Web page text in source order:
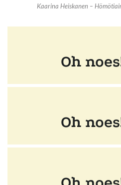
Kaarina Heiskanen –